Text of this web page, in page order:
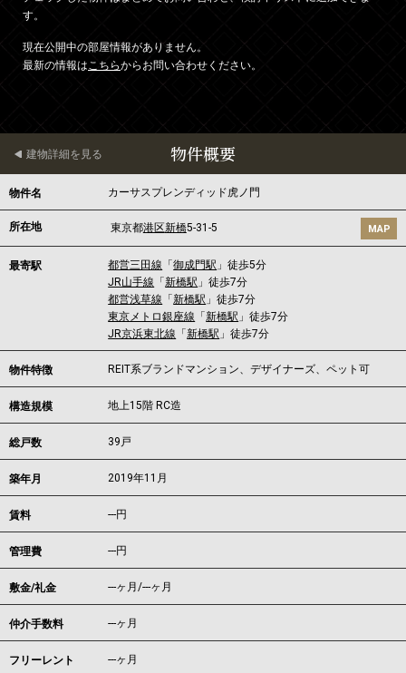
す。
現在公開中の部屋情報がありません。
最新の情報はこちらからお問い合わせください。
物件概要
建物詳細を見る
物件名 カーサスプレンディッド虎ノ門
所在地 東京都港区新橋5-31-5 MAP
最寄駅 都営三田線 「御成門駅 」徒歩5分
JR山手線 「新橋駅 」徒歩7分
都営浅草線 「新橋駅 」徒歩7分
東京メトロ銀座線 「新橋駅 」徒歩7分
JR京浜東北線 「新橋駅 」徒歩7分
物件特徴 REIT系ブランドマンション、デザイナーズ、ペット可
構造規模 地上15階 RC造
総戸数 39戸
築年月 2019年11月
賃料 ---円
管理費 ---円
敷金/礼金 ---ヶ月/---ヶ月
仲介手数料 ---ヶ月
フリーレント ---ヶ月